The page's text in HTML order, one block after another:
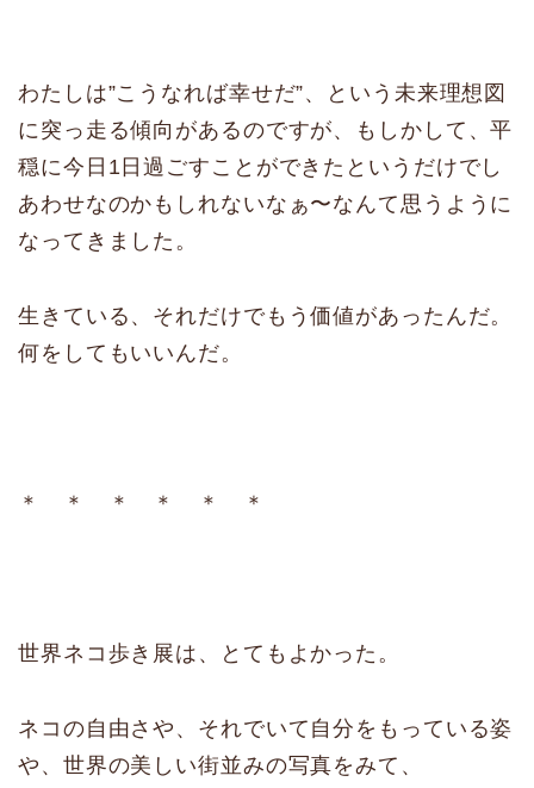
わたしは”こうなれば幸せだ”、という未来理想図
に突っ走る傾向があるのですが、もしかして、平
穏に今日1日過ごすことができたというだけでし
あわせなのかもしれないなぁ〜なんて思うように
なってきました。
生きている、それだけでもう価値があったんだ。
何をしてもいいんだ。
＊ ＊ ＊ ＊ ＊ ＊
世界ネコ歩き展は、とてもよかった。
ネコの自由さや、それでいて自分をもっている姿
や、世界の美しい街並みの写真をみて、